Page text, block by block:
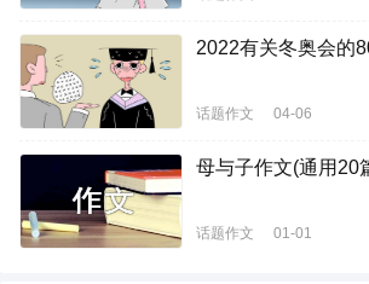
2022有关冬奥会的
话题作文 04-06
母与子作文(通用20
话题作文 01-01